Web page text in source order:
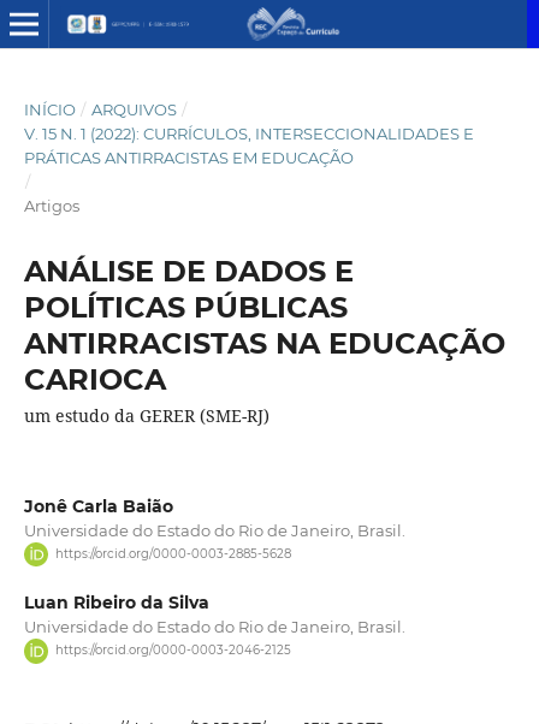
INÍCIO / ARQUIVOS /
V. 15 N. 1 (2022): CURRÍCULOS, INTERSECCIONALIDADES E
PRÁTICAS ANTIRRACISTAS EM EDUCAÇÃO
/
Artigos
ANÁLISE DE DADOS E
POLÍTICAS PÚBLICAS
ANTIRRACISTAS NA EDUCAÇÃO
CARIOCA
um estudo da GERER (SME-RJ)
Jonê Carla Baião
Universidade do Estado do Rio de Janeiro, Brasil.
https://orcid.org/0000-0003-2885-5628
Luan Ribeiro da Silva
Universidade do Estado do Rio de Janeiro, Brasil.
https://orcid.org/0000-0003-2046-2125